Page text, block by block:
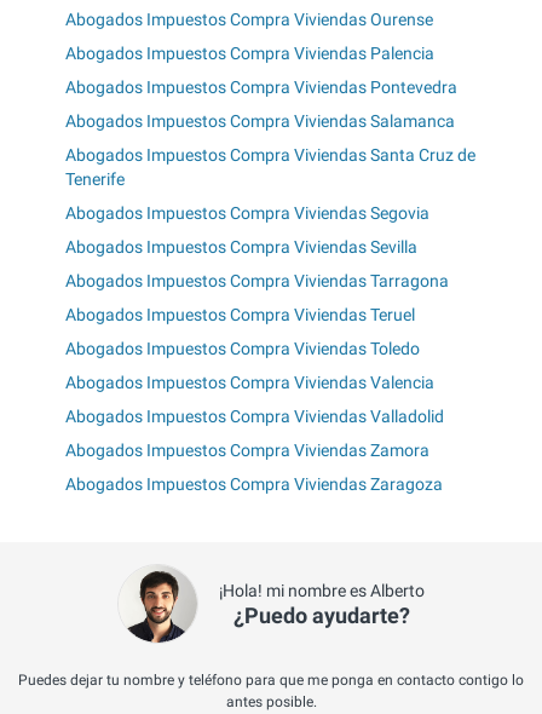
Abogados Impuestos Compra Viviendas Ourense
Abogados Impuestos Compra Viviendas Palencia
Abogados Impuestos Compra Viviendas Pontevedra
Abogados Impuestos Compra Viviendas Salamanca
Abogados Impuestos Compra Viviendas Santa Cruz de
Tenerife
Abogados Impuestos Compra Viviendas Segovia
Abogados Impuestos Compra Viviendas Sevilla
Abogados Impuestos Compra Viviendas Tarragona
Abogados Impuestos Compra Viviendas Teruel
Abogados Impuestos Compra Viviendas Toledo
Abogados Impuestos Compra Viviendas Valencia
Abogados Impuestos Compra Viviendas Valladolid
Abogados Impuestos Compra Viviendas Zamora
Abogados Impuestos Compra Viviendas Zaragoza
¡Hola! mi nombre es Alberto
¿Puedo ayudarte?
Puedes dejar tu nombre y teléfono para que me ponga en contacto contigo lo
antes posible.